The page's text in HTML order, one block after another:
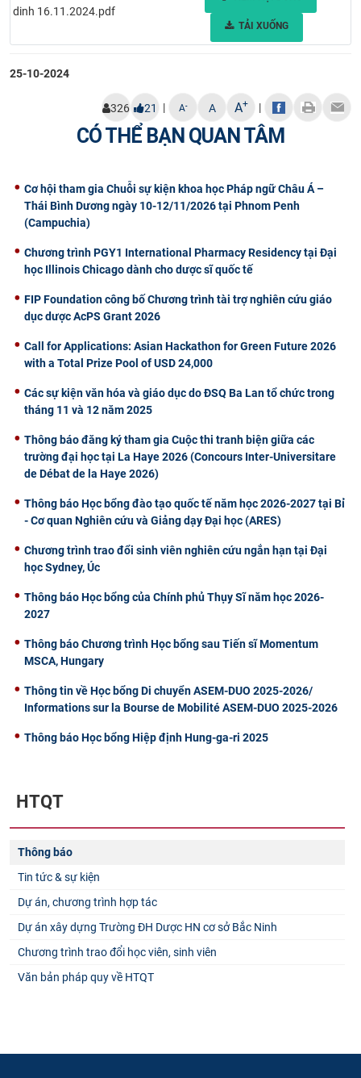
dinh 16.11.2024.pdf
TẢI XUỐNG
25-10-2024
326 21 | A- A A+ |
CÓ THỂ BẠN QUAN TÂM
Cơ hội tham gia Chuỗi sự kiện khoa học Pháp ngữ Châu Á –
Thái Bình Dương ngày 10-12/11/2026 tại Phnom Penh
(Campuchia)
Chương trình PGY1 International Pharmacy Residency tại Đại
học Illinois Chicago dành cho dược sĩ quốc tế
FIP Foundation công bố Chương trình tài trợ nghiên cứu giáo
dục dược AcPS Grant 2026
Call for Applications: Asian Hackathon for Green Future 2026
with a Total Prize Pool of USD 24,000
Các sự kiện văn hóa và giáo dục do ĐSQ Ba Lan tổ chức trong
tháng 11 và 12 năm 2025
Thông báo đăng ký tham gia Cuộc thi tranh biện giữa các
trường đại học tại La Haye 2026 (Concours Inter-Universitare
de Débat de la Haye 2026)
Thông báo Học bổng đào tạo quốc tế năm học 2026-2027 tại Bỉ
- Cơ quan Nghiên cứu và Giảng dạy Đại học (ARES)
Chương trình trao đổi sinh viên nghiên cứu ngắn hạn tại Đại
học Sydney, Úc
Thông báo Học bổng của Chính phủ Thụy Sĩ năm học 2026-
2027
Thông báo Chương trình Học bổng sau Tiến sĩ Momentum
MSCA, Hungary
Thông tin về Học bổng Di chuyển ASEM-DUO 2025-2026/
Informations sur la Bourse de Mobilité ASEM-DUO 2025-2026
Thông báo Học bổng Hiệp định Hung-ga-ri 2025
HTQT
Thông báo
Tin tức & sự kiện
Dự án, chương trình hợp tác
Dự án xây dựng Trường ĐH Dược HN cơ sở Bắc Ninh
Chương trình trao đổi học viên, sinh viên
Văn bản pháp quy về HTQT